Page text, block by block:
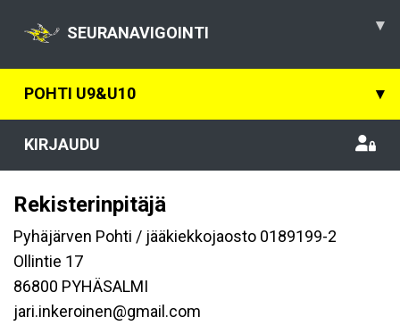
SEURANAVIGOINTI ▾
POHTI U9&U10 ▾
KIRJAUDU
Rekisterinpitäjä
Pyhäjärven Pohti / jääkiekkojaosto 0189199-2
Ollintie 17
86800 PYHÄSALMI
jari.inkeroinen@gmail.com